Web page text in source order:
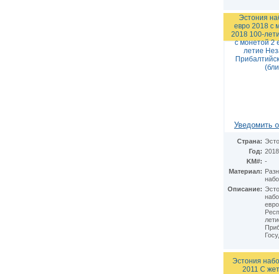
Эстония
евро 2018 с
2018 100-
с монетой 2
летие
Уведомить
Страна:
Год: 2018
KM#: -
Материал:
Описание:
Эстония
2011 С